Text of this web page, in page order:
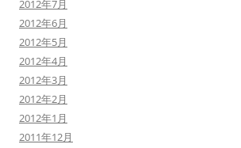
2012年7月
2012年6月
2012年5月
2012年4月
2012年3月
2012年2月
2012年1月
2011年12月